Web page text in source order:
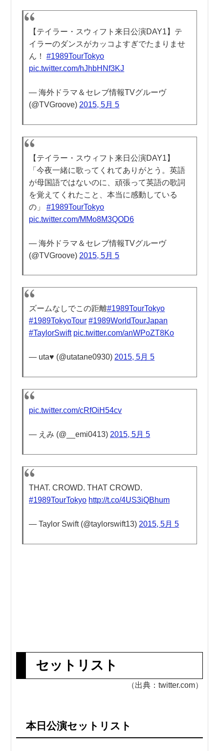
【テイラー・スウィフト来日公演DAY1】テ
イラーのダンスがカッコよすぎでたまりませ
ん！#1989TourTokyo
pic.twitter.com/hJhbHNf3KJ
— 海外ドラマ＆セレブ情報TVグルーヴ
(@TVGroove) 2015, 5月 5
【テイラー・スウィフト来日公演DAY1】
「今夜一緒に歌ってくれてありがとう。英語
が母国語ではないのに、頑張って英語の歌詞
を覚えてくれたこと、本当に感動している
の」#1989TourTokyo
pic.twitter.com/MMo8M3QOD6
— 海外ドラマ＆セレブ情報TVグルーヴ
(@TVGroove) 2015, 5月 5
ズームなしでこの距離#1989TourTokyo
#1989TokyoTour #1989WorldTourJapan
#TaylorSwift pic.twitter.com/anWPoZT8Ko
— uta♥️ (@utatane0930) 2015, 5月 5
pic.twitter.com/cRfOiH54cv
— えみ (@__emi0413) 2015, 5月 5
THAT. CROWD. THAT CROWD.
#1989TourTokyo http://t.co/4US3iQBhum
— Taylor Swift (@taylorswift13) 2015, 5月 5
セットリスト
（出典：twitter.com）
本日公演セットリスト